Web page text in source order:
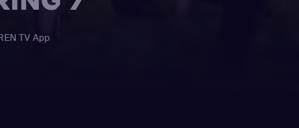
TV App